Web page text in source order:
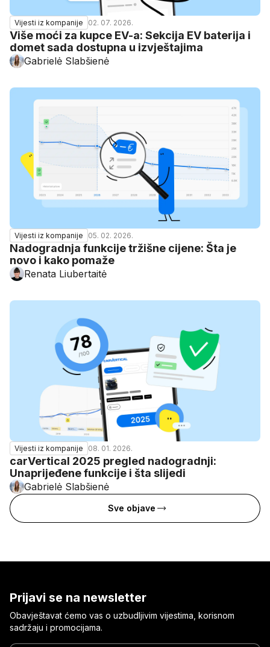
Vijesti iz kompanije 02. 07. 2026.
Više moći za kupce EV-a: Sekcija EV baterija i
domet sada dostupna u izvještajima
Gabrielė Slabšienė
Vijesti iz kompanije 05. 02. 2026.
Nadogradnja funkcije tržišne cijene: Šta je
novo i kako pomaže
Renata Liubertaitė
Vijesti iz kompanije 08. 01. 2026.
carVertical 2025 pregled nadogradnji:
Unaprijeđene funkcije i šta slijedi
Gabrielė Slabšienė
Sve objave
Prijavi se na newsletter
Obavještavat ćemo vas o uzbudljivim vijestima, korisnom
sadržaju i promocijama.